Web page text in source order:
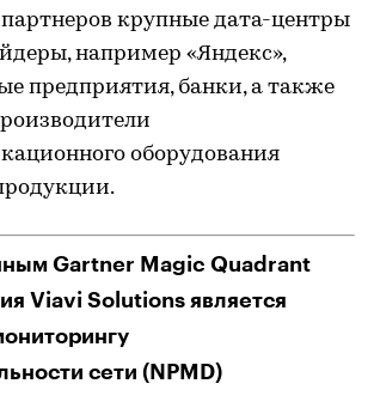
крупные дата-центры
например «Яндекс»,
предприятия, банки, а также
оборудования
Gartner Magic Quadrant
Viavi Solutions является
сети (NPMD)